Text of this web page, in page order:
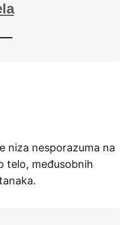
niza nesporazuma na
telo, međusobnih